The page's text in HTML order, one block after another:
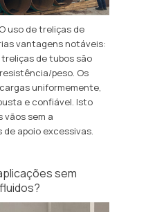
uso de treliças de
vantagens notáveis:
de tubos são
peso. Os
uniformemente,
e confiável. Isto
sem a
apoio excessivas.
sem